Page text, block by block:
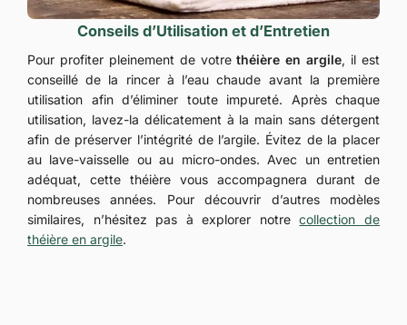
Conseils d’Utilisation et d’Entretien
Pour profiter pleinement de votrethéière en argile, il est
conseillé de la rincer à l’eau chaude avant la première
utilisation afin d’éliminer toute impureté. Après chaque
utilisation, lavez-la délicatement à la main sans détergent
afin de préserver l’intégrité de l’argile. Évitez de la placer
au lave-vaisselle ou au micro-ondes. Avec un entretien
adéquat, cette théière vous accompagnera durant de
nombreuses années. Pour découvrir d’autres modèles
similaires, n’hésitez pas à explorer notrecollection de
théière en argile.